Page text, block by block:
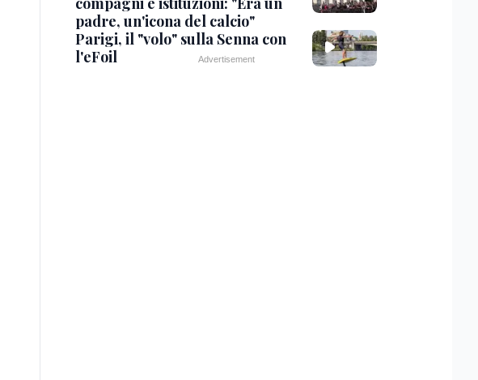
padre, un'icona del calcio"
Parigi, il "volo" sulla Senna con
l'eFoil